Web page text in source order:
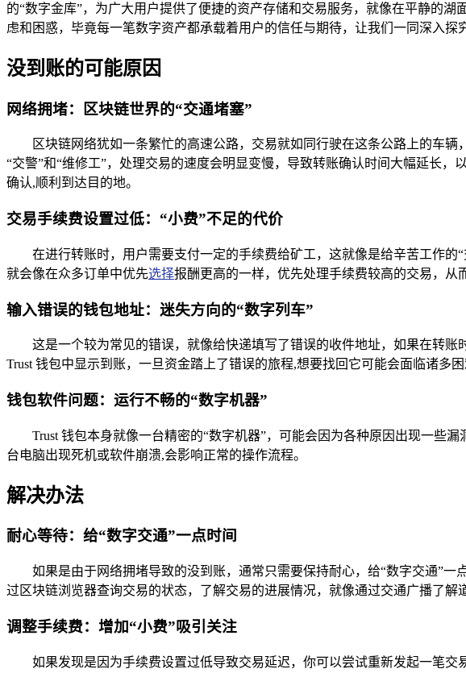
的“数字金库”，为广大用户提供了便捷的资产存储和交易服务，就像在平静的
虑和困惑，毕竟每一笔数字资产都承载着用户的信任与期待，让我们一同深入探
没到账的可能原因
网络拥堵：区块链世界的“交通堵塞”
区块链网络犹如一条繁忙的高速公路，交易就如同行驶在这条公路上的车
“交警”和“维修工”，处理交易的速度会明显变慢，导致转账确认时间大幅延长
确认,顺利到达目的地。
交易手续费设置过低：“小费”不足的代价
在进行转账时，用户需要支付一定的手续费给矿工，这就像是给辛苦工作的
就会像在众多订单中优先选择报酬更高的一样，优先处理手续费较高的交易，从
输入错误的钱包地址：迷失方向的“数字列车”
这是一个较为常见的错误，就像给快递填写了错误的收件地址，如果在转
Trust 钱包中显示到账，一旦资金踏上了错误的旅程,想要找回它可能会面临诸多困
钱包软件问题：运行不畅的“数字机器”
Trust 钱包本身就像一台精密的“数字机器”，可能会因为各种原因出现一些
台电脑出现死机或软件崩溃,会影响正常的操作流程。
解决办法
耐心等待：给“数字交通”一点时间
如果是由于网络拥堵导致的没到账，通常只需要保持耐心，给“数字交通”
过区块链浏览器查询交易的状态，了解交易的进展情况，就像通过交通广播了
调整手续费：增加“小费”吸引关注
如果发现是因为手续费设置过低导致交易延迟，你可以尝试重新发起一笔